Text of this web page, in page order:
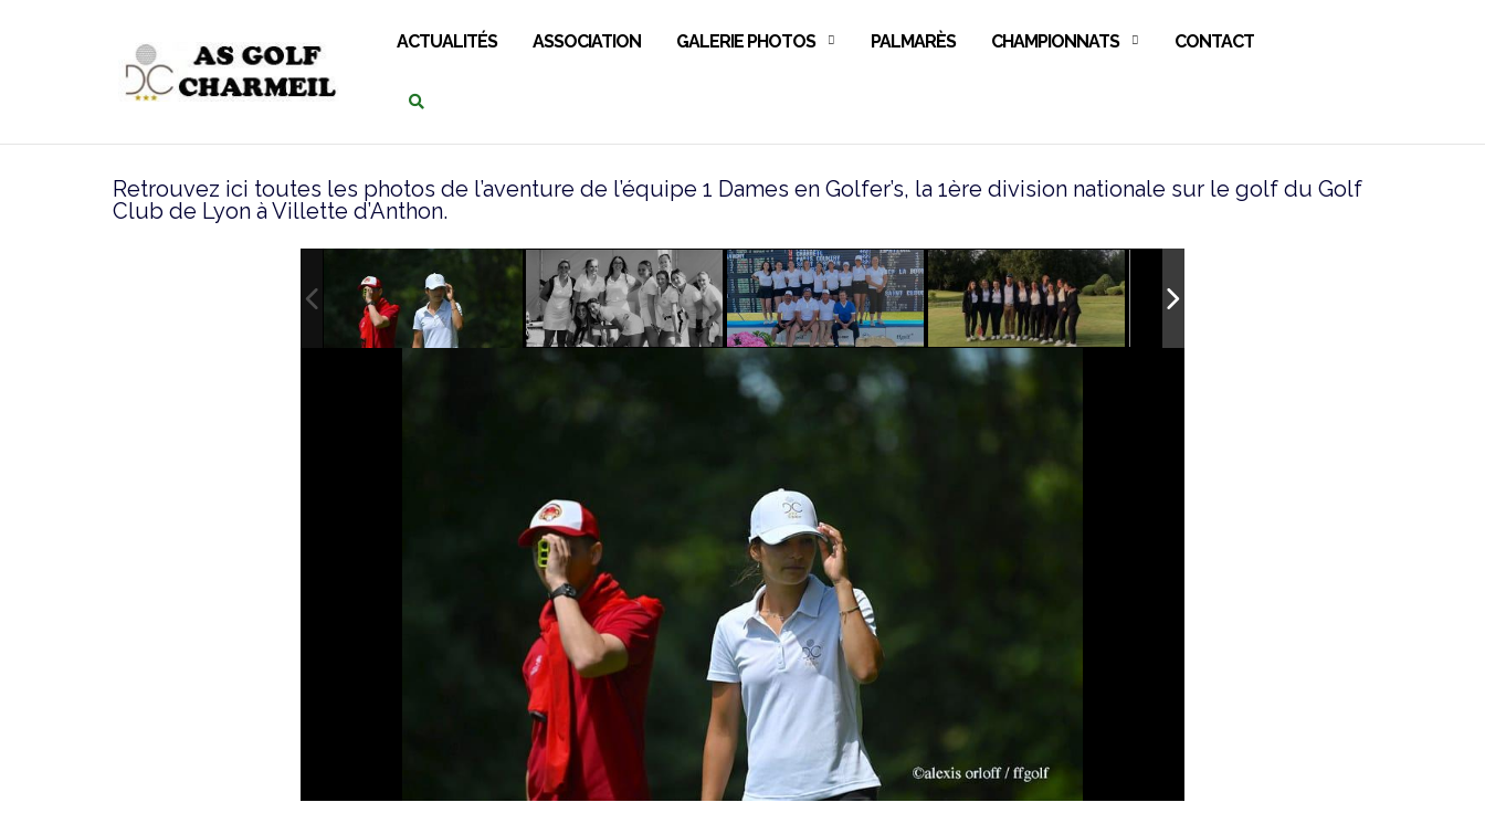
ACTUALITÉS ASSOCIATION GALERIE PHOTOS PALMARÈS CHAMPIONNATS CONTACT
Retrouvez ici toutes les photos de l’aventure de l’équipe 1 Dames en Golfer’s, la 1ère division nationale sur le golf du Golf
Club de Lyon à Villette d’Anthon.